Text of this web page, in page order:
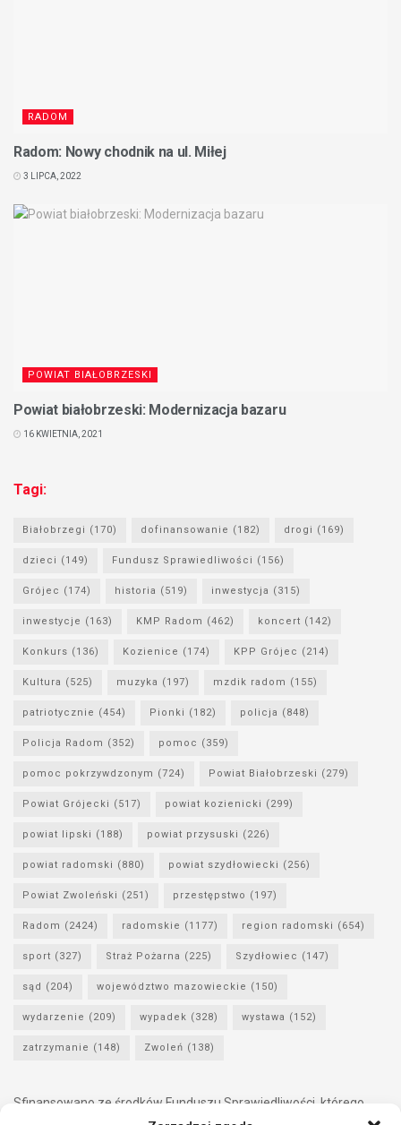
RADOM
Radom: Nowy chodnik na ul. Miłej
3 LIPCA, 2022
POWIAT BIAŁOBRZESKI
Powiat białobrzeski: Modernizacja bazaru
16 KWIETNIA, 2021
Tagi:
Białobrzegi (170) dofinansowanie (182) drogi (169)
dzieci (149) Fundusz Sprawiedliwości (156)
Grójec (174) historia (519) inwestycja (315)
inwestycje (163) KMP Radom (462) koncert (142)
Konkurs (136) Kozienice (174) KPP Grójec (214)
Kultura (525) muzyka (197) mzdik radom (155)
patriotycznie (454) Pionki (182) policja (848)
Policja Radom (352) pomoc (359)
pomoc pokrzywdzonym (724) Powiat Białobrzeski (279)
Powiat Grójecki (517) powiat kozienicki (299)
powiat lipski (188) powiat przysuski (226)
powiat radomski (880) powiat szydłowiecki (256)
Powiat Zwoleński (251) przestępstwo (197)
Radom (2424) radomskie (1177) region radomski (654)
sport (327) Straż Pożarna (225) Szydłowiec (147)
sąd (204) województwo mazowieckie (150)
wydarzenie (209) wypadek (328) wystawa (152)
zatrzymanie (148) Zwoleń (138)
Sfinansowano ze środków Funduszu Sprawiedliwości, którego